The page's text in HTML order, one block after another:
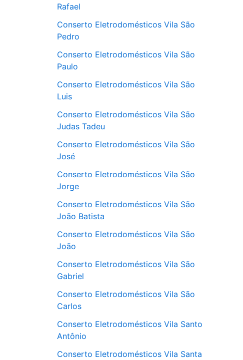
Rafael
Conserto Eletrodomésticos Vila São
Pedro
Conserto Eletrodomésticos Vila São
Paulo
Conserto Eletrodomésticos Vila São
Luis
Conserto Eletrodomésticos Vila São
Judas Tadeu
Conserto Eletrodomésticos Vila São
José
Conserto Eletrodomésticos Vila São
Jorge
Conserto Eletrodomésticos Vila São
João Batista
Conserto Eletrodomésticos Vila São
João
Conserto Eletrodomésticos Vila São
Gabriel
Conserto Eletrodomésticos Vila São
Carlos
Conserto Eletrodomésticos Vila Santo
Antônio
Conserto Eletrodomésticos Vila Santa